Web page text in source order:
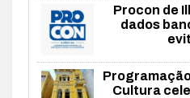
Procon de
dados
Cultura